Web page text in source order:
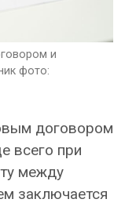
и
фото:
договором
всего при
между
заключается